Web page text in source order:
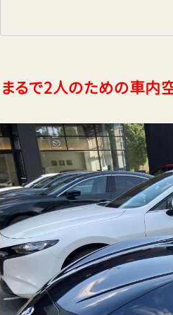
まるで2人のための車内空